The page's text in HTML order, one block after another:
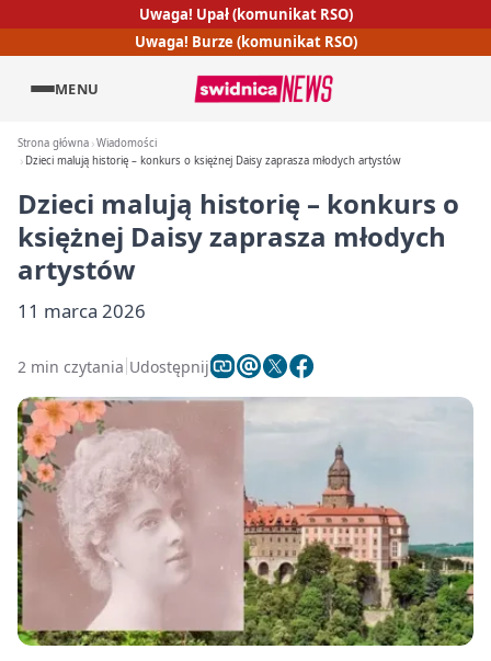
Uwaga! Upał (komunikat RSO)
Uwaga! Burze (komunikat RSO)
MENU
Strona główna Wiadomości
Dzieci malują historię – konkurs o księżnej Daisy zaprasza młodych artystów
Dzieci malują historię – konkurs o
księżnej Daisy zaprasza młodych
artystów
11 marca 2026
2 min czytania Udostępnij